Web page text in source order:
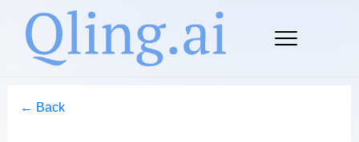
← Back